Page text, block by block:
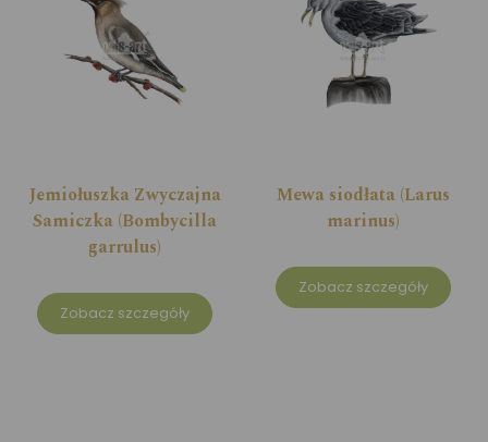
Jemiołuszka Zwyczajna
Samiczka (Bombycilla
garrulus)
Zobacz szczegóły
Mewa siodłata (Larus
marinus)
Zobacz szczegóły